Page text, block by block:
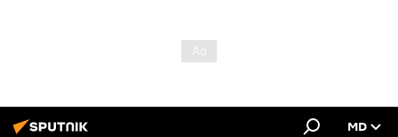
MD